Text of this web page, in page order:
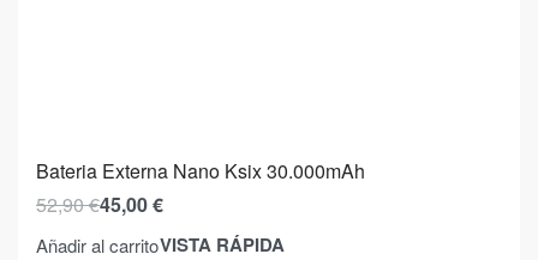
Bateria Externa Nano Ksix 30.000mAh
52,90€45,00€
Añadir al carritoVISTA RÁPIDA